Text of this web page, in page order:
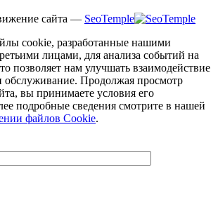
сайта — SeoTemple
cookie, разработанные нашими
лицами, для анализа событий на
позволяет нам улучшать взаимодействие
обслуживание. Продолжая просмотр
вы принимаете условия его
подробные сведения смотрите в нашей
файлов Cookie.